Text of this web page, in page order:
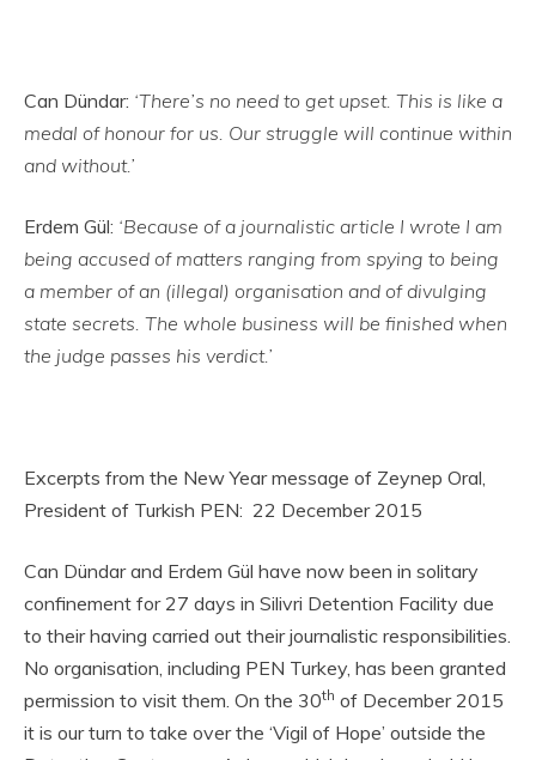
Can Dündar: ‘There’s no need to get upset. This is like a
medal of honour for us. Our struggle will continue within
and without.’
Erdem Gül: ‘Because of a journalistic article I wrote I am
being accused of matters ranging from spying to being
a member of an (illegal) organisation and of divulging
state secrets. The whole business will be finished when
the judge passes his verdict.’
Excerpts from the New Year message of Zeynep Oral,
President of Turkish PEN: 22 December 2015
Can Dündar and Erdem Gül have now been in solitary
confinement for 27 days in Silivri Detention Facility due
to their having carried out their journalistic responsibilities.
No organisation, including PEN Turkey, has been granted
permission to visit them. On the 30th of December 2015
it is our turn to take over the ‘Vigil of Hope’ outside the